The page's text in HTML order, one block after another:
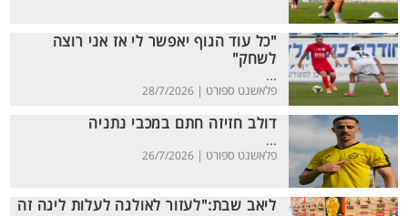
"כל עוד הגוף יאפשר לי אז אני רוצה
לשחק"
...
פלאשנט ספורט | 28/7/2026
דולב חזיזה חתם במכבי נתניה
...
פלאשנט ספורט | 26/7/2026
ליאב שבת:"לעזור לאולגה לעלות ליגה זה